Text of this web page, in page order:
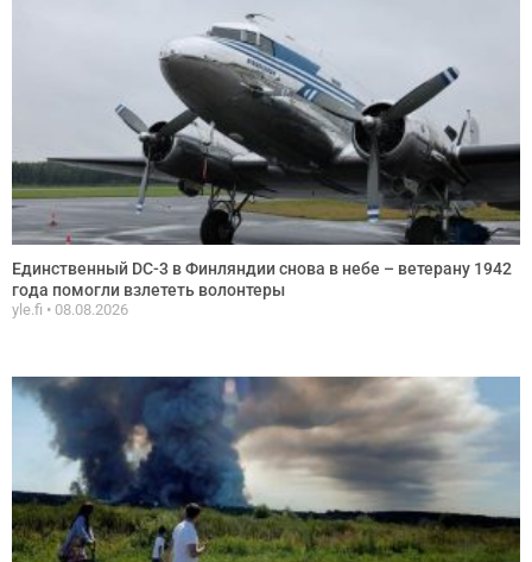
Единственный DC-3 в Финляндии снова в небе – ветерану 1942
года помогли взлететь волонтеры
yle.fi 08.08.2026